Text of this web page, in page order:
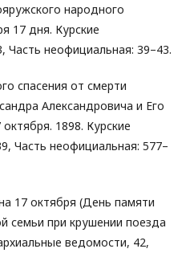
народного
17 дня. Курские
Часть неофициальная: 39–43.
спасения от смерти
Александровича и Его
1898. Курские
Часть неофициальная: 577–
17 октября (День памяти
семьи при крушении поезда
ведомости, 42,